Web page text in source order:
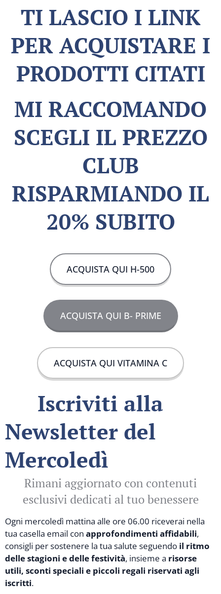
TI LASCIO I LINK
PER ACQUISTARE I
PRODOTTI CITATI
MI RACCOMANDO
SCEGLI IL PREZZO
CLUB
RISPARMIANDO IL
20% SUBITO
ACQUISTA QUI H-500
ACQUISTA QUI B- PRIME
ACQUISTA QUI VITAMINA C
Iscriviti alla
Newsletter del
Mercoledì
Rimani aggiornato con contenuti
esclusivi dedicati al tuo benessere
Ogni mercoledì mattina alle ore 06.00 riceverai nella
tua casella email con approfondimenti affidabili,
consigli per sostenere la tua salute seguendo il ritmo
delle stagioni e delle festività, insieme a risorse
utili, sconti speciali e piccoli regali riservati agli
iscritti.